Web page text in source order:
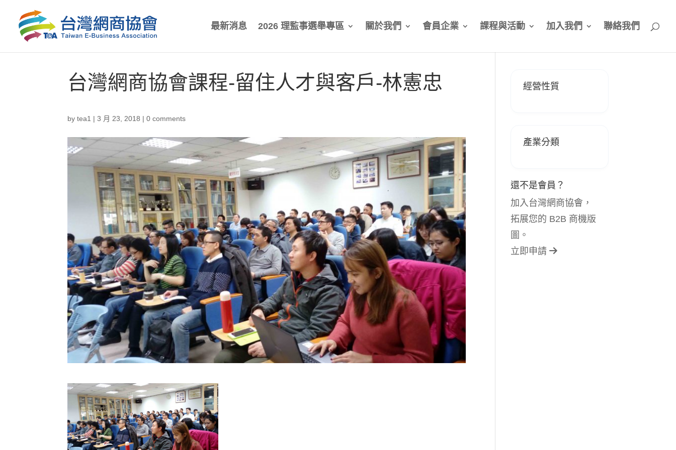
最新消息 2026 理監事選舉專區 關於我們 會員企業 課程與活動 加入我們 聯絡我們
台灣網商協會課程-留住人才與客戶-林憲忠
bytea1 |3 月 23, 2018 |0 comments
經營性質
產業分類
還不是會員？
加入台灣網商協會，
拓展您的 B2B 商機版
圖。
立即申請